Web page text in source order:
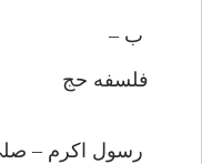
ب –
فلسفه حج
رسول اكرم –